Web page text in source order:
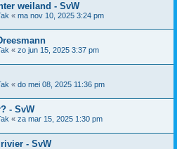
weiland - SvW
« ma nov 10, 2025 3:24 pm
« zo jun 15, 2025 3:37 pm
« do mei 08, 2025 11:36 pm
- SvW
« za mar 15, 2025 1:30 pm
- SvW